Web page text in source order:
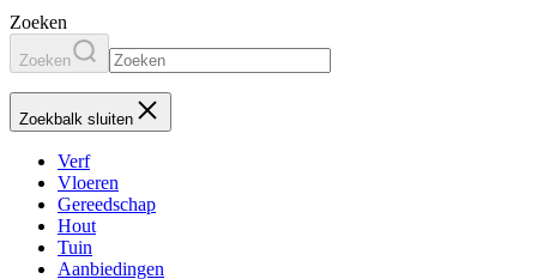
Zoeken
Zoeken
Zoekbalk sluiten
Verf
Vloeren
Gereedschap
Hout
Tuin
Aanbiedingen